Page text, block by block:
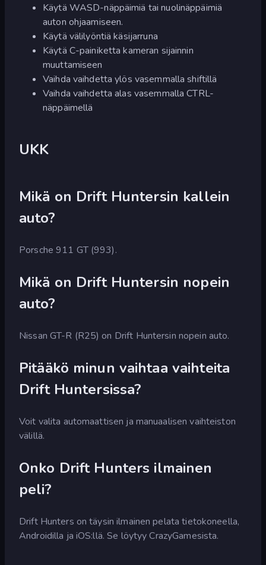
Käytä WASD-näppäimiä tai nuolinäppäimiä
auton ohjaamiseen.
Käytä välilyöntiä käsijarruna
Käytä C-painiketta kameran sijainnin
muuttamiseen
Vaihda vaihdetta ylös vasemmalla shiftillä
Vaihda vaihdetta alas vasemmalla CTRL-
näppäimellä
UKK
Mikä on Drift Huntersin kallein
auto?
Porsche 911 GT (993).
Mikä on Drift Huntersin nopein
auto?
Nissan GT-R (R25) on Drift Huntersin nopein auto.
Pitääkö minun vaihtaa vaihteita
Drift Huntersissa?
Voit valita automaattisen ja manuaalisen vaihteiston
välillä.
Onko Drift Hunters ilmainen
peli?
Drift Hunters on täysin ilmainen pelata tietokoneella,
Androidilla ja iOS:llä. Se löytyy CrazyGamesista.